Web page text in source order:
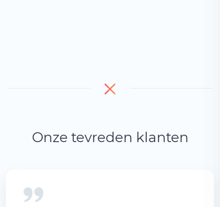
Onze tevreden klanten